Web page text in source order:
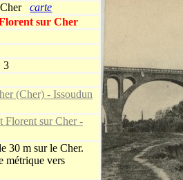
Chercarte
sur Cher
(Cher) - Issoudun
Florent sur Cher -
30 m sur le Cher.
métrique vers